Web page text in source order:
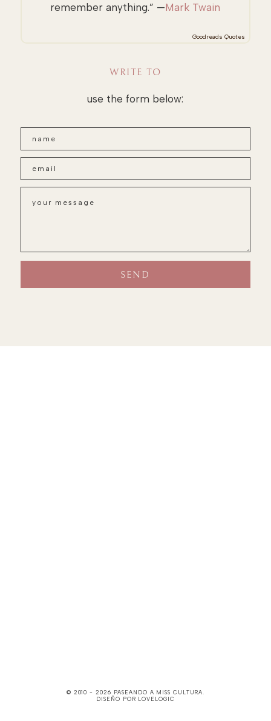
remember anything.” —Mark Twain
Goodreads Quotes
WRITE TO
use the form below:
© 2010 - 2026 PASEANDO A MISS CULTURA
DISEÑO POR LOVELOGIC